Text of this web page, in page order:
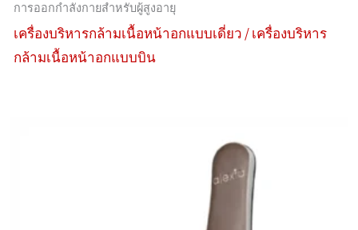
การออกกำลังกายสำหรับผู้สูงอายุ
เครื่องบริหารกล้ามเนื้อหน้าอกแบบเดี่ยว / เครื่องบริหาร
กล้ามเนื้อหน้าอกแบบบิน